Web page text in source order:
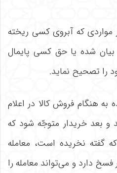
مواردی که آبروی کسی ریخته
شده یا حق کسی پایمال
را تصحیح نماید.
به هنگام فروش کالا در اعلام
بعد خریدار متوجّه شود که
گفته نخریده است، معامله
دارد و می‌تواند معامله را